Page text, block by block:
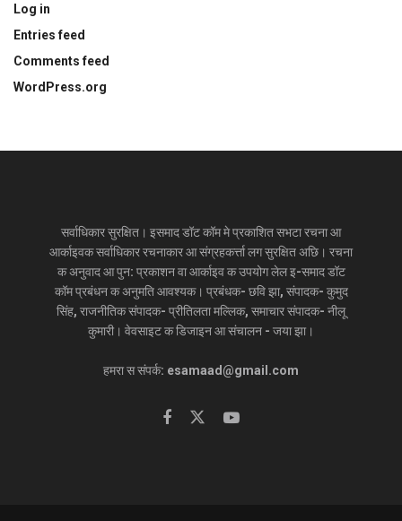
Log in
Entries feed
Comments feed
WordPress.org
सर्वाधिकार सुरक्षित। इसमाद डॉट कॉम मे प्रकाशित सभटा रचना आ
आर्काइवक सर्वाधिकार रचनाकार आ संग्रहकर्त्ता लग सुरक्षित अछि। रचना
क अनुवाद आ पुन: प्रकाशन वा आर्काइव क उपयोग लेल इ-समाद डॉट
कॉम प्रबंधन क अनुमति आवश्यक। प्रबंधक- छवि झा, संपादक- कुमुद
सिंह, राजनीतिक संपादक- प्रीतिलता मल्लिक, समाचार संपादक- नीलू
कुमारी। वेवसाइट क डिजाइन आ संचालन - जया झा।
हमरा स संपर्क: esamaad@gmail.com